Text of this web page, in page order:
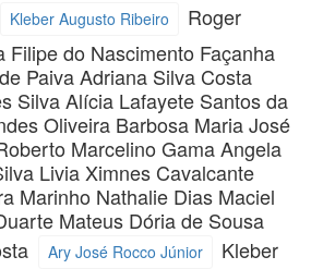
Kleber Augusto Ribeiro
Roger
Filipe do Nascimento Façanha
PaivaAdriana Silva Costa
SilvaAlícia Lafayete Santos da
Oliveira Barbosa Maria José
Marcelino GamaAngela
Livia Ximnes Cavalcante
Marinho Nathalie Dias Maciel
Mateus Dória de Sousa
Ary José Rocco Júnior
Kleber